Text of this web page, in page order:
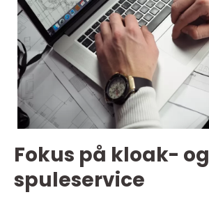
Fokus på kloak- og
spuleservice